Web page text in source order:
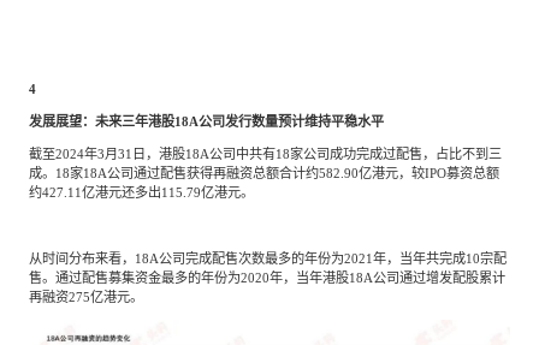
4
发展展望：未来三年港股18A公司发行数量预计维持平稳水平
截至2024年3月31日，港股18A公司中共有18家公司成功完成过配售，占比不到三
成。18家18A公司通过配售获得再融资总额合计约582.90亿港元，较IPO募资总额
约427.11亿港元还多出115.79亿港元。
从时间分布来看，
18A公司完成配售次数最多的年份为2021年，当年共完成10宗配
售。通过配售募集资金最多的年份为2020年，当年港股18A公司通过增发配股累计
再融资275亿港元。